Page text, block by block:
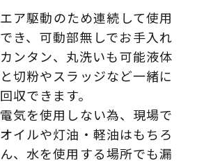
エア駆動のため連続して使用
でき、可動部無しでお手入れ
カンタン、丸洗いも可能液体
と切粉やスラッジなど一緒に
回収できます。
電気を使用しない為、現場で
オイルや灯油・軽油はもちろ
ん、水を使用する場所でも漏